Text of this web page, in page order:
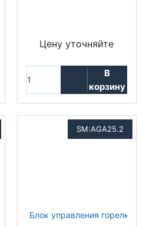
Цену уточняйте
В
корзину
SM:AGA25.2